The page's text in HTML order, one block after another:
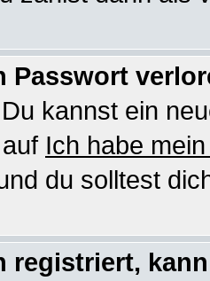
Passwort
kannst ein
Ich habe
du solltest
registriert,